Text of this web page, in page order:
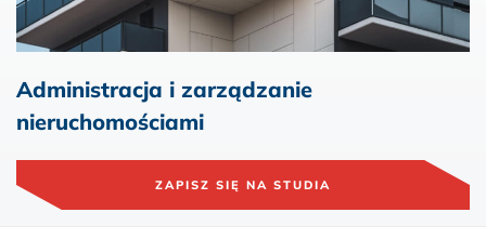
Administracja i zarządzanie
nieruchomościami
ZAPISZ SIĘ NA STUDIA